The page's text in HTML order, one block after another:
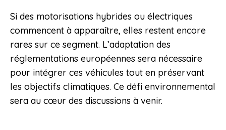
Si des motorisations hybrides ou électriques
commencent à apparaître, elles restent encore
rares sur ce segment. L’adaptation des
réglementations européennes sera nécessaire
pour intégrer ces véhicules tout en préservant
les objectifs climatiques. Ce défi environnemental
sera au cœur des discussions à venir.